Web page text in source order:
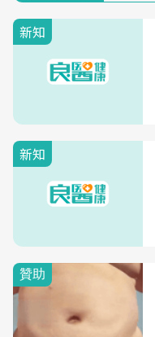
新知
新知